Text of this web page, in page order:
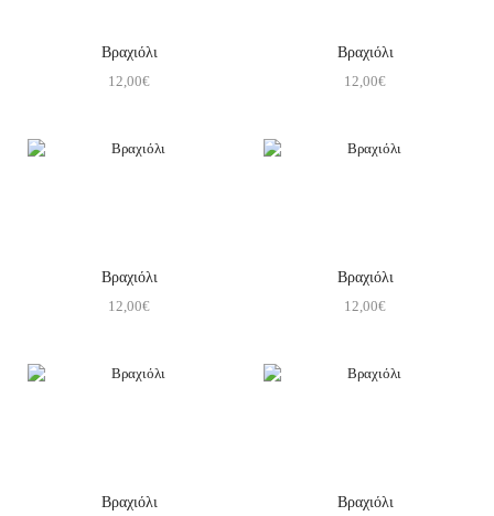
Βραχιόλι
12,00€
Βραχιόλι
12,00€
Βραχιόλι
12,00€
Βραχιόλι
12,00€
Βραχιόλι
Βραχιόλι